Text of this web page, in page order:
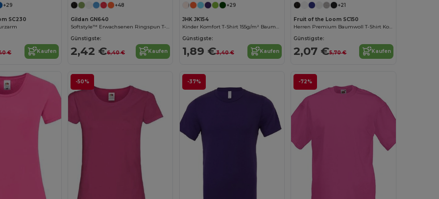
+29
SC230
€ Kaufen
+48
Gildan GN640
Softstyle™ Erwachsenen Ringspun T-Shirt
Günstigste:
2,42 €6,40 € Kaufen
+29
JHK JK154
Kinder Komfort T-Shirt 155g/m² Baumwolle
Günstigste:
1,89 €3,40 € Kaufen
+21
Fruit of the Loom SC150
Herren Premium Baumwoll T-Shirt Komfort
Günstigste:
2,07 €5,70 € Kaufen
-50% -37% -72%